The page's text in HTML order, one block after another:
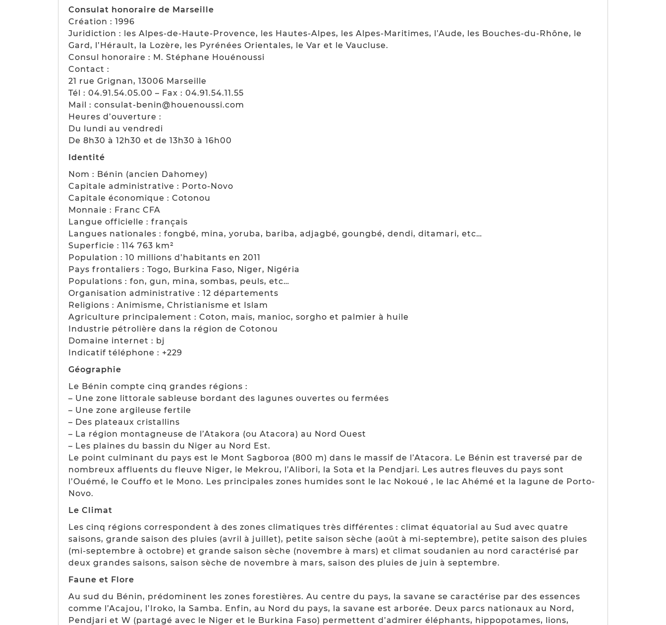
Consulat honoraire de Marseille
Création : 1996
Juridiction : les Alpes-de-Haute-Provence, les Hautes-Alpes, les Alpes-Maritimes, l’Aude, les Bouches-du-Rhône, le
Gard, l’Hérault, la Lozère, les Pyrénées Orientales, le Var et le Vaucluse.
Consul honoraire : M. Stéphane Houénoussi
Contact :
21 rue Grignan, 13006 Marseille
Tél : 04.91.54.05.00 – Fax : 04.91.54.11.55
Mail : consulat-benin@houenoussi.com
Heures d’ouverture :
Du lundi au vendredi
De 8h30 à 12h30 et de 13h30 à 16h00
Identité
Nom : Bénin (ancien Dahomey)
Capitale administrative : Porto-Novo
Capitale économique : Cotonou
Monnaie : Franc CFA
Langue officielle : français
Langues nationales : fongbé, mina, yoruba, bariba, adjagbé, goungbé, dendi, ditamari, etc…
Superficie : 114 763 km²
Population : 10 millions d’habitants en 2011
Pays frontaliers : Togo, Burkina Faso, Niger, Nigéria
Populations : fon, gun, mina, sombas, peuls, etc…
Organisation administrative : 12 départements
Religions : Animisme, Christianisme et Islam
Agriculture principalement : Coton, maïs, manioc, sorgho et palmier à huile
Industrie pétrolière dans la région de Cotonou
Domaine internet : bj
Indicatif téléphone : +229
Géographie
Le Bénin compte cinq grandes régions :
– Une zone littorale sableuse bordant des lagunes ouvertes ou fermées
– Une zone argileuse fertile
– Des plateaux cristallins
– La région montagneuse de l’Atakora (ou Atacora) au Nord Ouest
– Les plaines du bassin du Niger au Nord Est.
Le point culminant du pays est le Mont Sagboroa (800 m) dans le massif de l’Atacora. Le Bénin est traversé par de
nombreux affluents du fleuve Niger, le Mekrou, l’Alibori, la Sota et la Pendjari. Les autres fleuves du pays sont
l’Ouémé, le Couffo et le Mono. Les principales zones humides sont le lac Nokoué , le lac Ahémé et la lagune de Porto-
Novo.
Le Climat
Les cinq régions correspondent à des zones climatiques très différentes : climat équatorial au Sud avec quatre
saisons, grande saison des pluies (avril à juillet), petite saison sèche (août à mi-septembre), petite saison des pluies
(mi-septembre à octobre) et grande saison sèche (novembre à mars) et climat soudanien au nord caractérisé par
deux grandes saisons, saison sèche de novembre à mars, saison des pluies de juin à septembre.
Faune et Flore
Au sud du Bénin, prédominent les zones forestières. Au centre du pays, la savane se caractérise par des essences
comme l’Acajou, l’Iroko, la Samba. Enfin, au Nord du pays, la savane est arborée. Deux parcs nationaux au Nord,
Pendjari et W (partagé avec le Niger et le Burkina Faso) permettent d’admirer éléphants, hippopotames, lions,